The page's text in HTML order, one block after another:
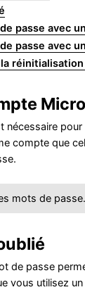
passe avec
passe avec
compte que
mots de passe.
de passe
vous utilisez